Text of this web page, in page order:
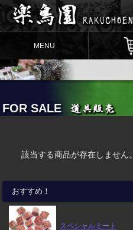
MENU
FOR SALE
該当する商品が存在しません。
おすすめ！
スペシャルミート